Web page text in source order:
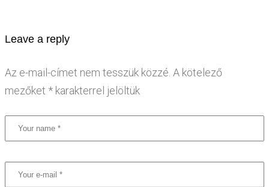
Leave a reply
Az e-mail-címet nem tesszük közzé. A kötelező
mezőket * karakterrel jelöltük